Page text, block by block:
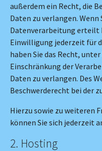
außerdem ein Recht, die
Daten zu verlangen.
Datenverarbeitung erteilt
Einwilligung jederzeit für
haben Sie das Recht,
Einschränkung der
Daten zu verlangen. Des
Beschwerderecht bei der
Hierzu sowie zu weiteren
können Sie sich jederzeit
2. Hosting